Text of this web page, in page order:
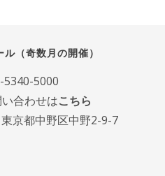
（奇数月の開催）
5340-5000
合わせはこちら
京都中野区中野2-9-7